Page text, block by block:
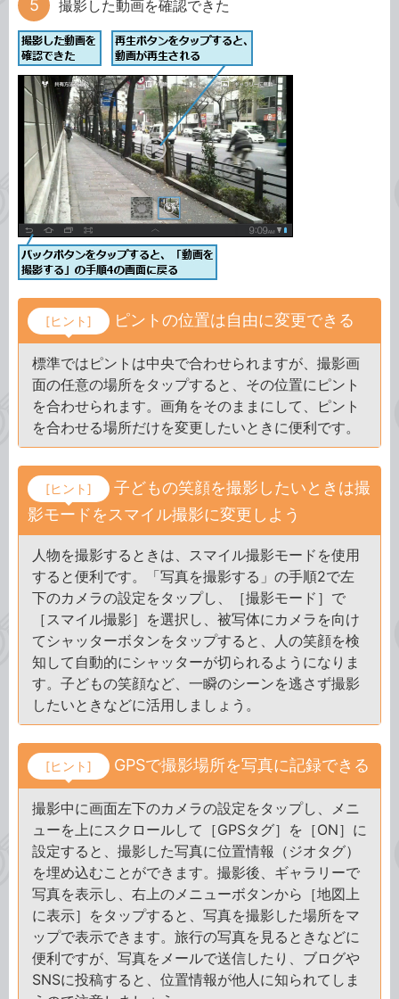
撮影した動画を確認できた
[ヒント] ピントの位置は自由に変更できる
標準ではピントは中央で合わせられますが、撮影画
面の任意の場所をタップすると、その位置にピント
を合わせられます。画角をそのままにして、ピント
を合わせる場所だけを変更したいときに便利です。
[ヒント]
子どもの笑顔を撮影したいときは撮
影モードをスマイル撮影に変更しよう
人物を撮影するときは、スマイル撮影モードを使用
すると便利です。「写真を撮影する」の手順2で左
下のカメラの設定をタップし、［撮影モード］で
［スマイル撮影］を選択し、被写体にカメラを向け
てシャッターボタンをタップすると、人の笑顔を検
知して自動的にシャッターが切られるようになりま
す。子どもの笑顔など、一瞬のシーンを逃さず撮影
したいときなどに活用しましょう。
[ヒント] GPSで撮影場所を写真に記録できる
撮影中に画面左下のカメラの設定をタップし、メニ
ューを上にスクロールして［GPSタグ］を［ON］に
設定すると、撮影した写真に位置情報（ジオタグ）
を埋め込むことができます。撮影後、ギャラリーで
写真を表示し、右上のメニューボタンから［地図上
に表示］をタップすると、写真を撮影した場所をマ
ップで表示できます。旅行の写真を見るときなどに
便利ですが、写真をメールで送信したり、ブログや
SNSに投稿すると、位置情報が他人に知られてしま